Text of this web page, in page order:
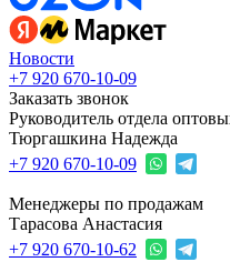
Новости
+7 920 670-10-09
Заказать звонок
Руководитель отдела
Тюргашкина Надежда
+7 920 670-10-09
Менеджеры по продажам
Тарасова Анастасия
+7 920 670-10-62